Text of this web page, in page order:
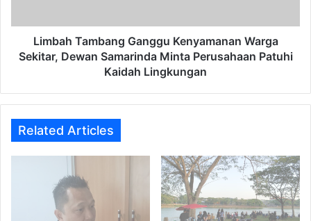
Minta
Perusahaan
Patuhi
Limbah Tambang Ganggu Kenyamanan Warga
Sekitar, Dewan Samarinda Minta Perusahaan Patuhi
Kaidah Lingkungan
Related Articles